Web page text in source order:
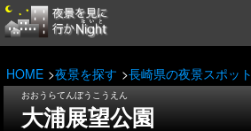
HOME 夜景を探す 長崎県の夜景スポット
おおうらてんぼうこうえん
大浦展望公園